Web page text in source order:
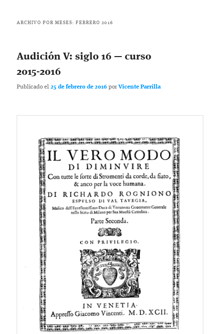
ARCHIVO POR MESES:FEBRERO 2016
Audición V: siglo 16 — curso
2015-2016
Publicado el25 de febrero de 2016 porVicente Parrilla